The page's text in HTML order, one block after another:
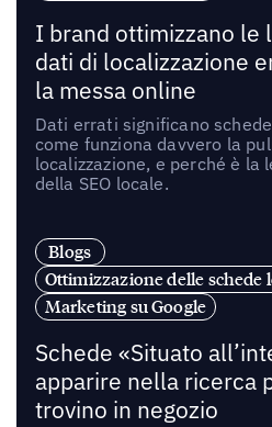
I brand ottimizzano le
dati di localizzazione
la messa online
Dati errati significano
come funziona davvero la
localizzazione, e perché è
della SEO locale.
Blogs
Ottimizzazione delle schede
Marketing su Google
Schede «Situato
apparire nella ricerca
trovino in negozio